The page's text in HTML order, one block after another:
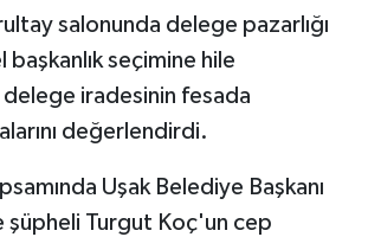
salonunda delege pazarlığı
başkanlık seçimine hile
delege iradesinin fesada
değerlendirdi.
Uşak Belediye Başkanı
şüpheli Turgut Koç'un cep